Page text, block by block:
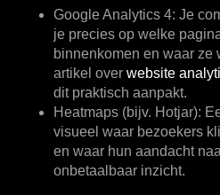
Google Analytics 4: Je
je precies op welke
binnenkomen en waar ze
artikel over website
dit praktisch aanpakt.
Heatmaps (bijv. Hotjar):
visueel waar bezoekers
en waar hun aandacht
onbetaalbaar inzicht.